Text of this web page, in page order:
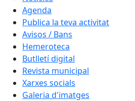
Agenda
Publica la teva activitat
Avisos / Bans
Hemeroteca
Butlletí digital
Revista municipal
Xarxes socials
Galeria d'imatges